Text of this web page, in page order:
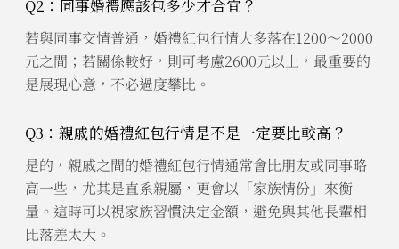
Q2：同事婚禮應該包多少才合宜？
若與同事交情普通，婚禮紅包行情大多落在1200～2000
元之間；若關係較好，則可考慮2600元以上，最重要的
是展現心意，不必過度攀比。
Q3：親戚的婚禮紅包行情是不是一定要比較高？
是的，親戚之間的婚禮紅包行情通常會比朋友或同事略
高一些，尤其是直系親屬，更會以「家族情份」來衡
量。這時可以視家族習慣決定金額，避免與其他長輩相
比落差太大。